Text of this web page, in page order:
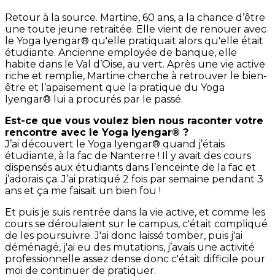
Retour à la source. Martine, 60 ans, a la chance d’être
une toute jeune retraitée. Elle vient de renouer avec
le Yoga Iyengar® qu'elle pratiquait alors qu'elle était
étudiante. Ancienne employée de banque, elle
habite dans le Val d’Oise, au vert. Après une vie active
riche et remplie, Martine cherche à retrouver le bien-
être et l’apaisement que la pratique du Yoga
Iyengar® lui a procurés par le passé.
Est-ce que vous voulez bien nous raconter votre
rencontre avec le Yoga Iyengar® ?
J’ai découvert le Yoga Iyengar® quand j’étais
étudiante, à la fac de Nanterre ! Il y avait des cours
dispensés aux étudiants dans l’enceinte de la fac et
j’adorais ça. J’ai pratiqué 2 fois par semaine pendant 3
ans et ça me faisait un bien fou !
Et puis je suis rentrée dans la vie active, et comme les
cours se déroulaient sur le campus, c'était compliqué
de les poursuivre. J'ai donc laissé tomber, puis j'ai
déménagé, j'ai eu des mutations, j’avais une activité
professionnelle assez dense donc c'était difficile pour
moi de continuer de pratiquer.